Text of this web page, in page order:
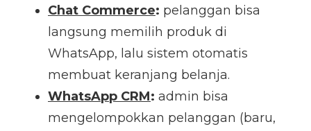
Chat Commerce: pelanggan bisa
langsung memilih produk di
WhatsApp, lalu sistem otomatis
membuat keranjang belanja.
WhatsApp CRM: admin bisa
mengelompokkan pelanggan (baru,